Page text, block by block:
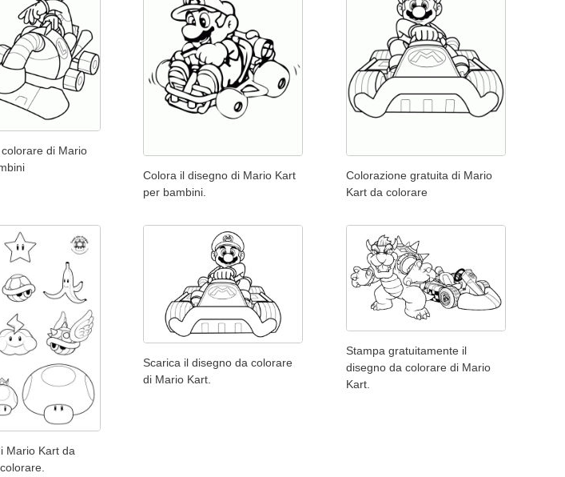
di Mario
Colora il disegno di Mario Kart
per bambini.
Colorazione gratuita di Mario
Kart da colorare
Mario Kart da
Scarica il disegno da colorare
di Mario Kart.
Stampa gratuitamente il
disegno da colorare di Mario
Kart.